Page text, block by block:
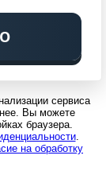
сервиса
Вы можете
браузера.
.
на обработку